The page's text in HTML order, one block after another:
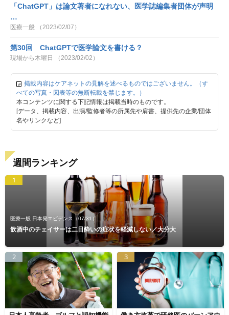
「ChatGPT」は論文著者になれない、医学誌編集者団体が声明
…
医療一般 （2023/02/07）
第30回 ChatGPTで医学論文を書ける？
現場から木曜日 （2023/02/02）
掲載内容はケアネットの見解を述べるものではございません。（す
べての写真・図表等の無断転載を禁じます。）
本コンテンツに関する下記情報は掲載当時のものです。
[データ、掲載内容、出演/監修者等の所属先や肩書、提供先の企業/団体
名やリンクなど]
週間ランキング
1
医療一般 日本発エビデンス （07/31）
飲酒中のチェイサーは二日酔いの症状を軽減しない／大分大
2 3